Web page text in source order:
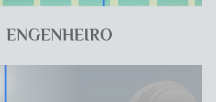
ENGENHEIRO